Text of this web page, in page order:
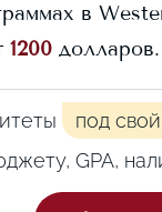
в
1200 долларов.
под
GPA,